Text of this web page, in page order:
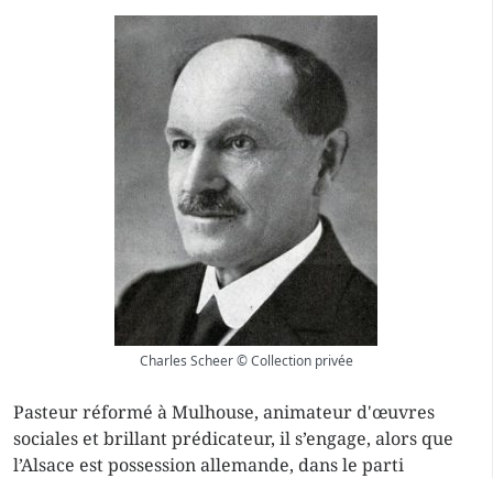
Charles Scheer © Collection privée
Pasteur réformé à Mulhouse, animateur d'œuvres
sociales et brillant prédicateur, il s’engage, alors que
l’Alsace est possession allemande, dans le parti